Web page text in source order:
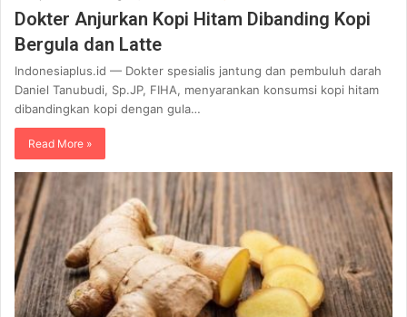
Dokter Anjurkan Kopi Hitam Dibanding Kopi
Bergula dan Latte
Indonesiaplus.id — Dokter spesialis jantung dan pembuluh darah
Daniel Tanubudi, Sp.JP, FIHA, menyarankan konsumsi kopi hitam
dibandingkan kopi dengan gula…
Read More »